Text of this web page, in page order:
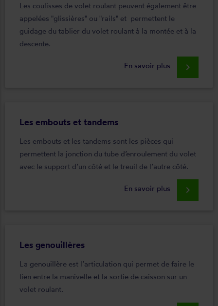
Les coulisses de volet roulant peuvent également être
appelées "glissières" ou "rails" et permettent le
guidage du tablier du volet roulant à la montée et à la
descente.
En savoir plus keyboard_arrow_right
Les embouts et tandems
Les embouts et les tandems sont les pièces qui
permettent la jonction du tube d’enroulement du volet
avec le support d’un côté et le treuil de l’autre côté.
En savoir plus keyboard_arrow_right
Les genouillères
La genouillère est l’articulation qui permet de faire le
lien entre la manivelle et la sortie de caisson sur un
volet roulant.